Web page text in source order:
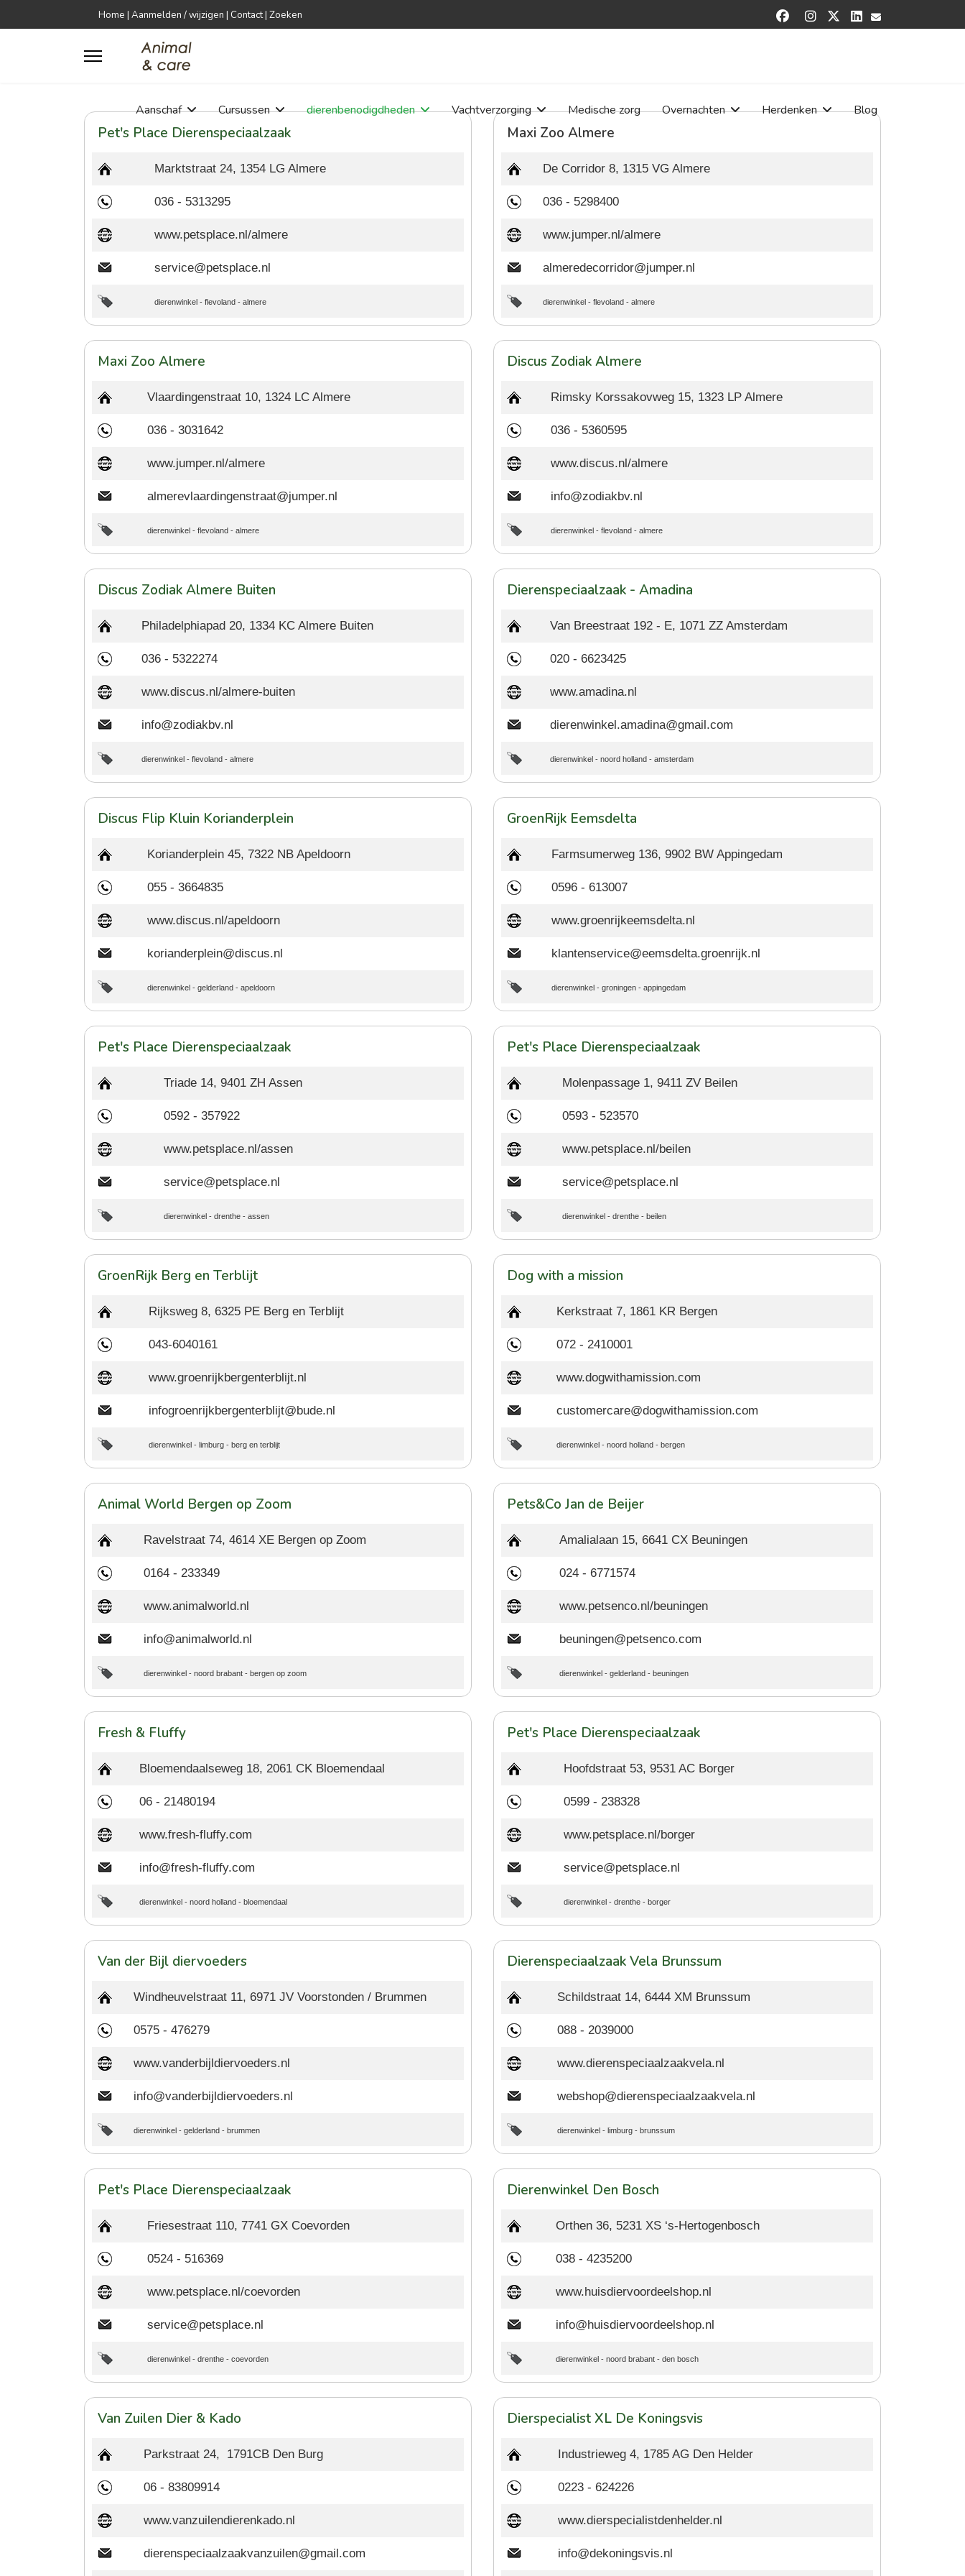
Home | Aanmelden / wijzigen | Contact| Zoeken  
Aanschaf Cursussen dierenbenodigdheden Vachtverzorging Medische zorg Overnachten Herdenken Blog
Pet's Place Dierenspeciaalzaak
Marktstraat 24, 1354 LG Almere
036 - 5313295
www.petsplace.nl/almere
service@petsplace.nl
dierenwinkel - flevoland - almere
Maxi Zoo Almere
De Corridor 8, 1315 VG Almere
036 - 5298400
www.jumper.nl/almere
almeredecorridor@jumper.nl
dierenwinkel - flevoland - almere
Maxi Zoo Almere
Vlaardingenstraat 10, 1324 LC Almere
036 - 3031642
www.jumper.nl/almere
almerevlaardingenstraat@jumper.nl
dierenwinkel - flevoland - almere
Discus Zodiak Almere
Rimsky Korssakovweg 15, 1323 LP Almere
036 - 5360595
www.discus.nl/almere
info@zodiakbv.nl
dierenwinkel - flevoland - almere
Discus Zodiak Almere Buiten
Philadelphiapad 20, 1334 KC Almere Buiten
036 - 5322274
www.discus.nl/almere-buiten
info@zodiakbv.nl
dierenwinkel - flevoland - almere
Dierenspeciaalzaak - Amadina
Van Breestraat 192 - E, 1071 ZZ Amsterdam
020 - 6623425
www.amadina.nl
dierenwinkel.amadina@gmail.com
dierenwinkel - noord holland - amsterdam
Discus Flip Kluin Korianderplein
Korianderplein 45, 7322 NB Apeldoorn
055 - 3664835
www.discus.nl/apeldoorn
korianderplein@discus.nl
dierenwinkel - gelderland - apeldoorn
GroenRijk Eemsdelta
Farmsumerweg 136, 9902 BW Appingedam
0596 - 613007
www.groenrijkeemsdelta.nl
klantenservice@eemsdelta.groenrijk.nl
dierenwinkel - groningen - appingedam
Pet's Place Dierenspeciaalzaak
Triade 14, 9401 ZH Assen
0592 - 357922
www.petsplace.nl/assen
service@petsplace.nl
dierenwinkel - drenthe - assen
Pet's Place Dierenspeciaalzaak
Molenpassage 1, 9411 ZV Beilen
0593 - 523570
www.petsplace.nl/beilen
service@petsplace.nl
dierenwinkel - drenthe - beilen
GroenRijk Berg en Terblijt
Rijksweg 8, 6325 PE Berg en Terblijt
043-6040161
www.groenrijkbergenterblijt.nl
infogroenrijkbergenterblijt@bude.nl
dierenwinkel - limburg - berg en terblijt
Dog with a mission
Kerkstraat 7, 1861 KR Bergen
072 - 2410001
www.dogwithamission.com
customercare@dogwithamission.com
dierenwinkel - noord holland - bergen
Animal World Bergen op Zoom
Ravelstraat 74, 4614 XE Bergen op Zoom
0164 - 233349
www.animalworld.nl
info@animalworld.nl
dierenwinkel - noord brabant - bergen op zoom
Pets&Co Jan de Beijer
Amalialaan 15, 6641 CX Beuningen
024 - 6771574
www.petsenco.nl/beuningen
beuningen@petsenco.com
dierenwinkel - gelderland - beuningen
Fresh & Fluffy
Bloemendaalseweg 18, 2061 CK Bloemendaal
06 - 21480194
www.fresh-fluffy.com
info@fresh-fluffy.com
dierenwinkel - noord holland - bloemendaal
Pet's Place Dierenspeciaalzaak
Hoofdstraat 53, 9531 AC Borger
0599 - 238328
www.petsplace.nl/borger
service@petsplace.nl
dierenwinkel - drenthe - borger
Van der Bijl diervoeders
Windheuvelstraat 11, 6971 JV Voorstonden / Brummen
0575 - 476279
www.vanderbijldiervoeders.nl
info@vanderbijldiervoeders.nl
dierenwinkel - gelderland - brummen
Dierenspeciaalzaak Vela Brunssum
Schildstraat 14, 6444 XM Brunssum
088 - 2039000
www.dierenspeciaalzaakvela.nl
webshop@dierenspeciaalzaakvela.nl
dierenwinkel - limburg - brunssum
Pet's Place Dierenspeciaalzaak
Friesestraat 110, 7741 GX Coevorden
0524 - 516369
www.petsplace.nl/coevorden
service@petsplace.nl
dierenwinkel - drenthe - coevorden
Dierenwinkel Den Bosch
Orthen 36, 5231 XS ‘s-Hertogenbosch
038 - 4235200
www.huisdiervoordeelshop.nl
info@huisdiervoordeelshop.nl
dierenwinkel - noord brabant - den bosch
Van Zuilen Dier & Kado
Parkstraat 24, 1791CB Den Burg
06 - 83809914
www.vanzuilendierenkado.nl
dierenspeciaalzaakvanzuilen@gmail.com
Dierspecialist XL De Koningsvis
Industrieweg 4, 1785 AG Den Helder
0223 - 624226
www.dierspecialistdenhelder.nl
info@dekoningsvis.nl